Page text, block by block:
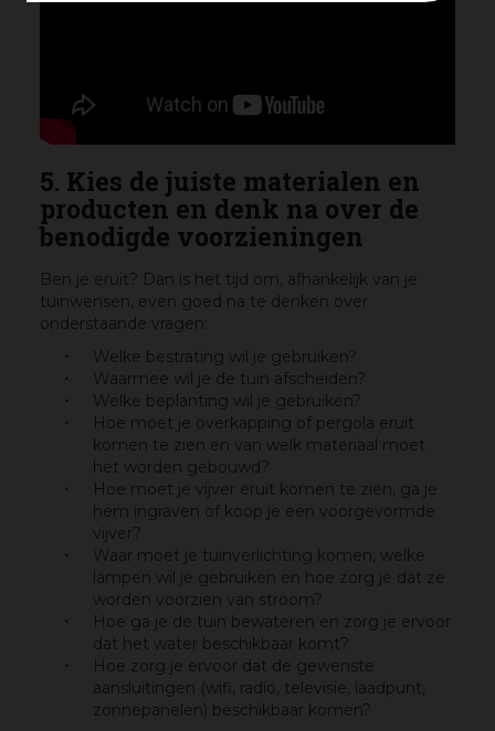
5. Kies de juiste materialen en
producten en denk na over de
benodigde voorzieningen
Ben je eruit? Dan is het tijd om, afhankelijk van je
tuinwensen, even goed na te denken over
onderstaande vragen:
Welke bestrating wil je gebruiken?
Waarmee wil je de tuin afscheiden?
Welke beplanting wil je gebruiken?
Hoe moet je overkapping of pergola eruit
komen te zien en van welk materiaal moet
het worden gebouwd?
Hoe moet je vijver eruit komen te zien, ga je
hem ingraven of koop je een voorgevormde
vijver?
Waar moet je tuinverlichting komen, welke
lampen wil je gebruiken en hoe zorg je dat ze
worden voorzien van stroom?
Hoe ga je de tuin bewateren en zorg je ervoor
dat het water beschikbaar komt?
Hoe zorg je ervoor dat de gewenste
aansluitingen (wifi, radio, televisie, laadpunt,
zonnepanelen) beschikbaar komen?